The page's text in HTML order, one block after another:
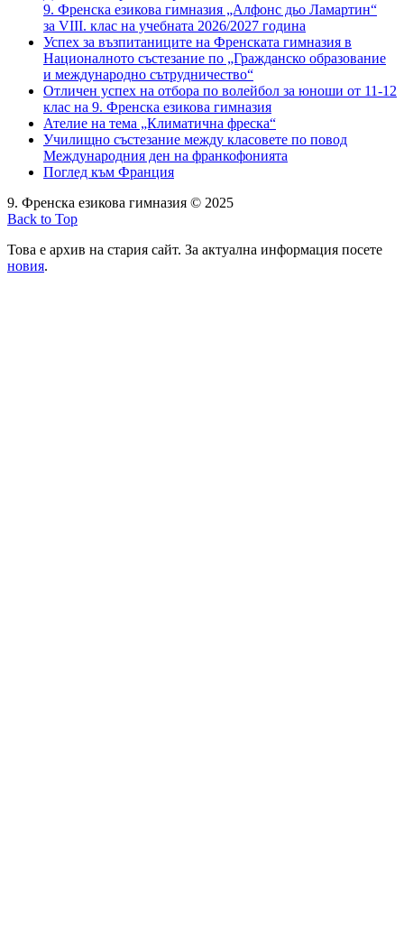
9. Френска езикова гимназия „Алфонс дьо Ламартин“
за VIII. клас на учебната 2026/2027 година
Успех за възпитаниците на Френската гимназия в
Националното състезание по „Гражданско образование
и международно сътрудничество“
Отличен успех на отбора по волейбол за юноши от 11-12
клас на 9. Френска езикова гимназия
Ателие на тема „Климатична фреска“
Училищно състезание между класовете по повод
Международния ден на франкофонията
Поглед към Франция
9. Френска езикова гимназия © 2025
Back to Top
Това е архив на стария сайт. За актуална информация посете
новия.